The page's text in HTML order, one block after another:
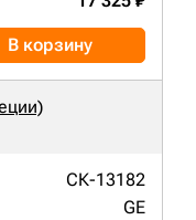
В корзину
СК-13182
GE